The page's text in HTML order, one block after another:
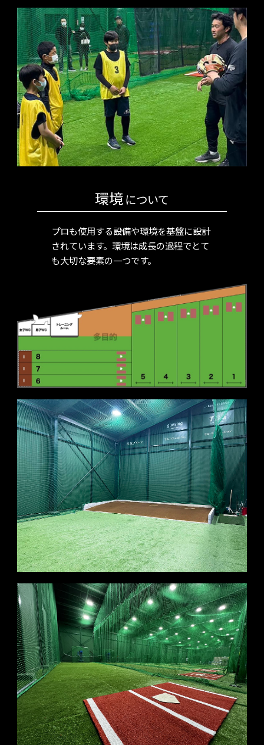
環境について
プロも使用する設備や環境を基盤に設計
されています。環境は成長の過程でとて
も大切な要素の一つです。